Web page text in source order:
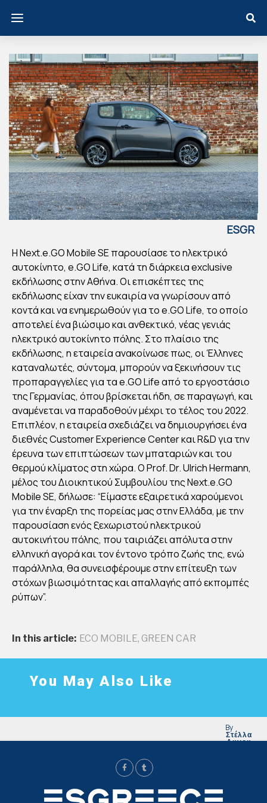
ESGR
XT.
E.G
MO
BIL
E
SE
ΠΑ
ΡΟ
ΥΣΙ
ΑΣ
ΤΟ
ΗΛ
ΤΡΙ
ΚΟ
ΑΥΤ
O
By
Στέλλα
Αυγου
Η Next.e.GO Mobile SE παρουσίασε το ηλεκτρικό
αυτοκίνητο, e.GO Life, κατά τη διάρκεια exclusive
εκδήλωσης στην Αθήνα. Οι επισκέπτες της
εκδήλωσης είχαν την ευκαιρία να γνωρίσουν από
κοντά και να ενημερωθούν για το e.GO Life, το οποίο
αποτελεί ένα βιώσιμο και ανθεκτικό, νέας γενιάς
ηλεκτρικό αυτοκίνητο πόλης. Στο πλαίσιο της
εκδήλωσης, η εταιρεία ανακοίνωσε πως, οι Έλληνες
καταναλωτές, σύντομα, μπορούν να ξεκινήσουν τις
προπαραγγελίες για τα e.GO Life από το εργοστάσιο
της Γερμανίας, όπου βρίσκεται ήδη, σε παραγωγή, και
αναμένεται να παραδοθούν μέχρι το τέλος του 2022.
Επιπλέον, η εταιρεία σχεδιάζει να δημιουργήσει ένα
διεθνές Customer Experience Center και R&D για την
έρευνα των επιπτώσεων των μπαταριών και του
θερμού κλίματος στη χώρα. Ο Prof. Dr. Ulrich Hermann,
μέλος του Διοικητικού Συμβουλίου της Next.e.GO
Mobile SE, δήλωσε: “Είμαστε εξαιρετικά χαρούμενοι
για την έναρξη της πορείας μας στην Ελλάδα, με την
παρουσίαση ενός ξεχωριστού ηλεκτρικού
αυτοκινήτου πόλης, που ταιριάζει απόλυτα στην
ελληνική αγορά και τον έντονο τρόπο ζωής της, ενώ
παράλληλα, θα συνεισφέρουμε στην επίτευξη των
στόχων βιωσιμότητας και απαλλαγής από εκπομπές
ρύπων”.
In this article: ECO MOBILE, GREEN CAR
You May Also Like